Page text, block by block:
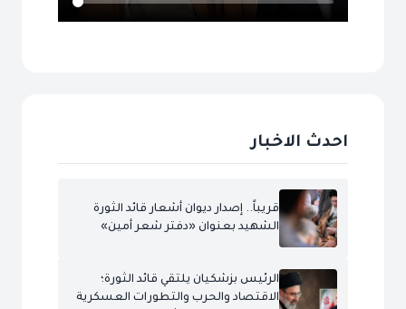
احدث الاخبار
قريباً.. إصدار ديوان أشعار قائد الثورة
الشهيد بعنوان «دفتر شعر أمين»
الرئيس بزشكيان يلتقي قائد الثورة؛
الاقتصاد والحرب والتطورات العسكرية